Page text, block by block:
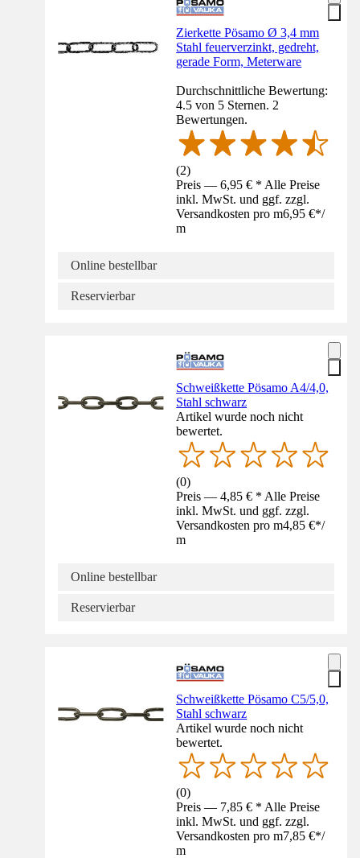
Zierkette Pösamo Ø 3,4 mm
Stahl feuerverzinkt, gedreht,
gerade Form, Meterware
Durchschnittliche Bewertung:
4.5 von 5 Sternen. 2
Bewertungen.
(2)
Preis — 6,95 € * Alle Preise
inkl. MwSt. und ggf. zzgl.
Versandkosten pro m6,95 €*/
m
Online bestellbar
Reservierbar
Schweißkette Pösamo A4/4,0,
Stahl schwarz
Artikel wurde noch nicht
bewertet.
(0)
Preis — 4,85 € * Alle Preise
inkl. MwSt. und ggf. zzgl.
Versandkosten pro m4,85 €*/
m
Online bestellbar
Reservierbar
Schweißkette Pösamo C5/5,0,
Stahl schwarz
Artikel wurde noch nicht
bewertet.
(0)
Preis — 7,85 € * Alle Preise
inkl. MwSt. und ggf. zzgl.
Versandkosten pro m7,85 €*/
m